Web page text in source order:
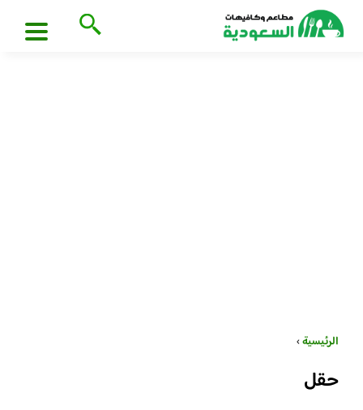
الرئيسية›
حقل